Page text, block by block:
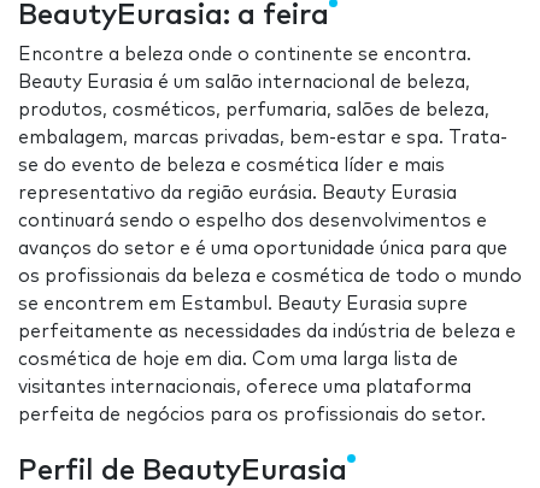
BeautyEurasia: a feira
Encontre a beleza onde o continente se encontra.
Beauty Eurasia é um salão internacional de beleza,
produtos, cosméticos, perfumaria, salões de beleza,
embalagem, marcas privadas, bem-estar e spa. Trata-
se do evento de beleza e cosmética líder e mais
representativo da região eurásia. Beauty Eurasia
continuará sendo o espelho dos desenvolvimentos e
avanços do setor e é uma oportunidade única para que
os profissionais da beleza e cosmética de todo o mundo
se encontrem em Estambul. Beauty Eurasia supre
perfeitamente as necessidades da indústria de beleza e
cosmética de hoje em dia. Com uma larga lista de
visitantes internacionais, oferece uma plataforma
perfeita de negócios para os profissionais do setor.
Perfil de BeautyEurasia